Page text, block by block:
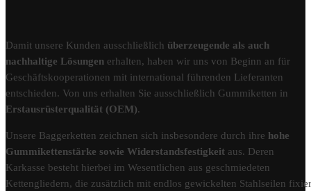
Damit unsere Kunden ausschließlich überzeugende als auch
nachhaltige Lösungen erhalten, haben wir uns von Beginn an für
Geschäftskooperationen mit international führenden Lieferanten
entschieden. Von uns erhalten Sie ausschließlich Gummiketten in
Erstausrüsterqualität (OEM).
Unsere Baggerketten zeichnen sich insbesondere durch ihre hohe
Gummikettenstärke sowie Widerstandsfestigkeit aus. Deren
Karkasse besteht hierbei im Wesentlichen aus geschmiedeten
Kettengliedern, die zusätzlich mit endlos gewickelten Stahlseilen